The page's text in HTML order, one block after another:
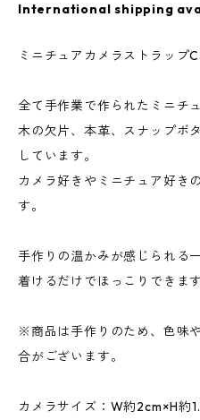
International shipping
ミニチュアカメラストラップC
全て手作業で作られたミニチ
木の欠片、本革、スナップボ
しています。
カメラ好きやミニチュア好き
す。
手作りの温かみが感じられる
着けるだけでほっこりできます
※商品は手作りのため、色味
合がございます。
カメラサイズ：W約2cm×H約